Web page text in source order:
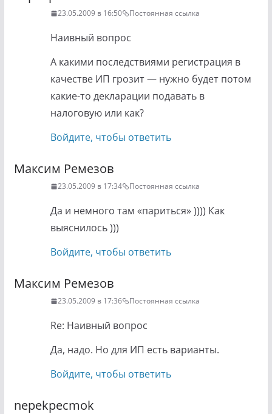
23.05.2009 в 16:50 Постоянная ссылка
Наивный вопрос
А какими последствиями регистрация в
качестве ИП грозит — нужно будет потом
какие-то декларации подавать в
налоговую или как?
Войдите, чтобы ответить
Максим Ремезов
23.05.2009 в 17:34 Постоянная ссылка
Да и немного там «париться» )))) Как
выяснилось )))
Войдите, чтобы ответить
Максим Ремезов
23.05.2009 в 17:36 Постоянная ссылка
Re: Наивный вопрос
Да, надо. Но для ИП есть варианты.
Войдите, чтобы ответить
nepekpecmok